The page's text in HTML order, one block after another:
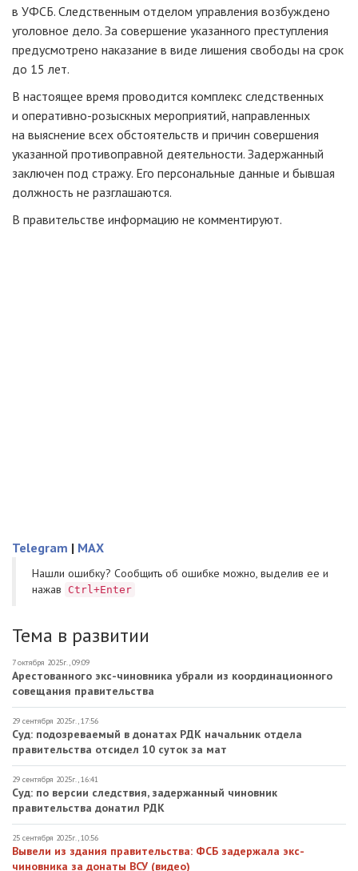
в УФСБ. Следственным отделом управления возбуждено
уголовное дело. За совершение указанного преступления
предусмотрено наказание в виде лишения свободы на срок
до 15 лет.
В настоящее время проводится комплекс следственных
и оперативно-розыскных мероприятий, направленных
на выяснение всех обстоятельств и причин совершения
указанной противоправной деятельности. Задержанный
заключен под стражу. Его персональные данные и бывшая
должность не разглашаются.
В правительстве информацию не комментируют.
Telegram | MAX
Нашли ошибку? Cообщить об ошибке можно, выделив ее и
нажав
Ctrl+Enter
Тема в развитии
7 октября 2025г., 09:09
Арестованного экс-чиновника убрали из координационного
совещания правительства
29 сентября 2025г., 17:56
Суд: подозреваемый в донатах РДК начальник отдела
правительства отсидел 10 суток за мат
29 сентября 2025г., 16:41
Суд: по версии следствия, задержанный чиновник
правительства донатил РДК
25 сентября 2025г., 10:56
Вывели из здания правительства: ФСБ задержала экс-
чиновника за донаты ВСУ (видео)